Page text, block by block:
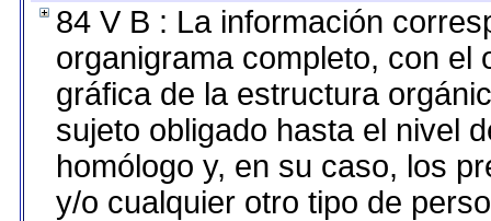
84 V B : La información
organigrama completo, con el
gráfica de la estructura
sujeto obligado hasta el nivel
homólogo y, en su caso, los
y/o cualquier otro tipo de